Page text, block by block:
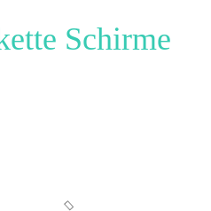
Schirme